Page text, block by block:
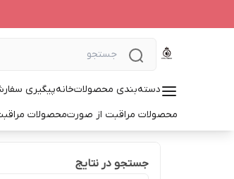
دسته‌بندی محصولاتخانهپیگیری
محصولات مراقبت از صورتمحصولات
جستجو در نتایج